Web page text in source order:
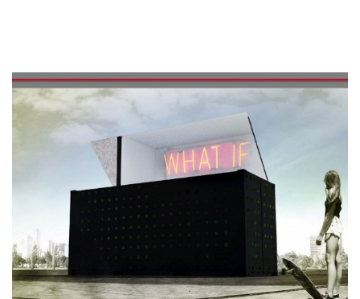
14/09
15.00>18.00 : Table ronde
18.00 : Drink & Networking
Maison du Design